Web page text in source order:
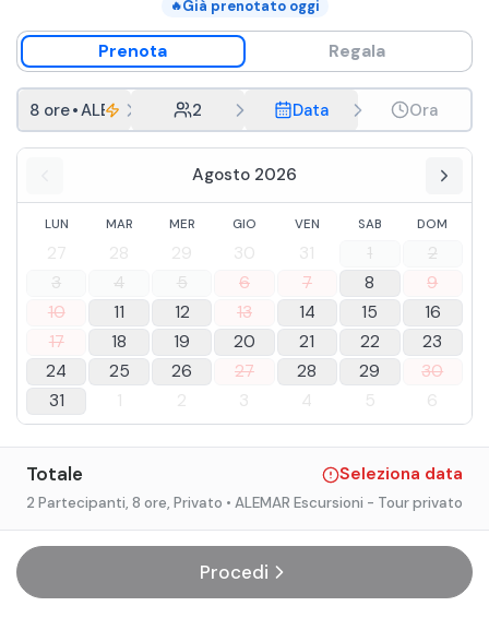
🔥Già prenotato oggi
Prenota Regala
8 ore•ALEMAR Escursioni - Tour privato
2 Data Ora
Agosto 2026
LUN MAR MER GIO VEN SAB DOM
27 28 29 30 31 1
2
3
4 5 6 7 8
9
10
11 12 13 14 15
16
17
18 19 20 21 22
23
24
25 26 27 28 29
30
31
1 2 3 4 5 6
Totale Seleziona data
2 Partecipanti, 8 ore, Privato • ALEMAR Escursioni - Tour privato
Procedi